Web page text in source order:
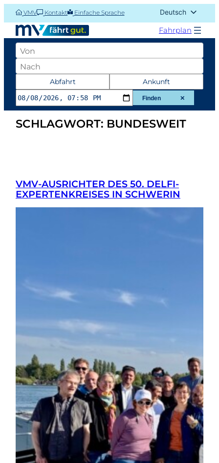
Zum
Inhalt
springen
VMV Kontakt Einfache Sprache
Deutsch
English (UK)
Fahrplan
AbfahrtsortAbfahrt Ankunft
und
Zeit
der
Finden ✕
SCHLAGWORT: BUNDESWEIT
VMV-AUSRICHTER DES 50. DELFI-
EXPERTENKREISES IN SCHWERIN